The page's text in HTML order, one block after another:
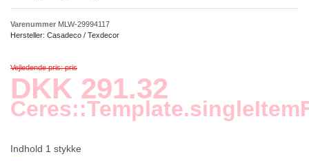
Varenummer MLW-29994117
Hersteller: Casadeco / Texdecor
Vejledende pris: pris
DKK 291.32
Indhold 1 stykke